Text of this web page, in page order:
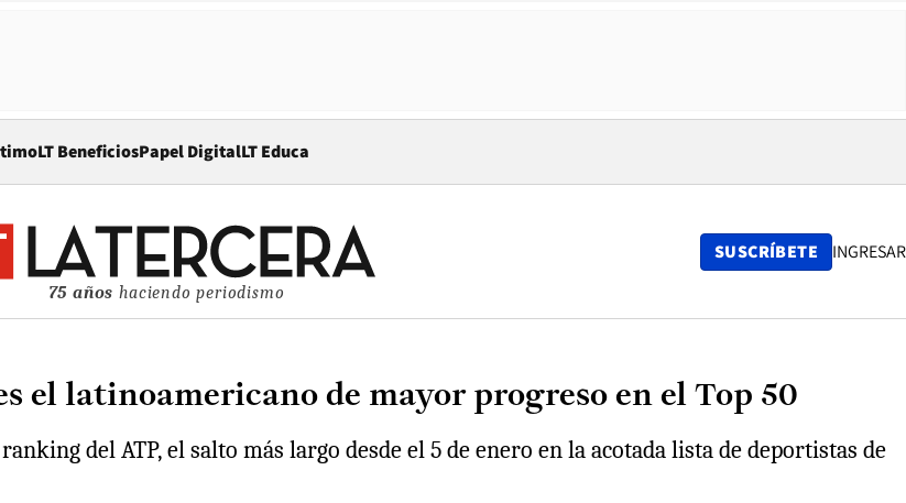
LT BeneficiosPapel DigitalOpens in new window
LT Educa
75 años haciendo periodismo
SUSCRÍBETE INGRESAR
el latinoamericano de mayor progreso en el Top 50
del ATP, el salto más largo desde el 5 de enero en la acotada lista de deportistas de